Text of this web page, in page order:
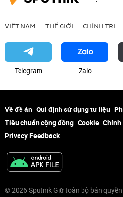
VIỆT NAM THẾ GIỚI CHÍNH TRỊ
Telegram Zalo
Về đề án Qui định sử dụng tư liệu
Tiêu chuẩn cộng đồng Cookie Chính
Privacy Feedback
© 2026 Sputnik Giữ toàn bộ bản